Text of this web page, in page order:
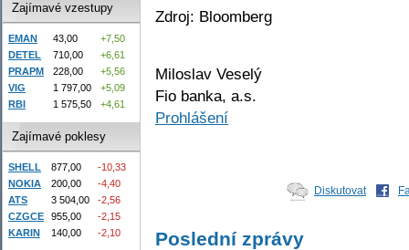
Zdroj: Bloomberg
Miloslav Veselý
Fio banka, a.s.
Prohlášení
Diskutovat
Poslední zprávy
Zajímavé vzestupy
EMAN 43,00
+7,50
DETEL
710,00
+6,61
PRAPM
228,00
+5,56
VIG
1 797,00
+5,09
RBI
1 575,50 +4,61
Zajímavé poklesy
SHELL 877,00
-10,33
NOKIA
200,00
-4,40
ATS
3 504,00
-2,56
CZGCE
955,00
-2,15
KARIN
140,00 -2,10